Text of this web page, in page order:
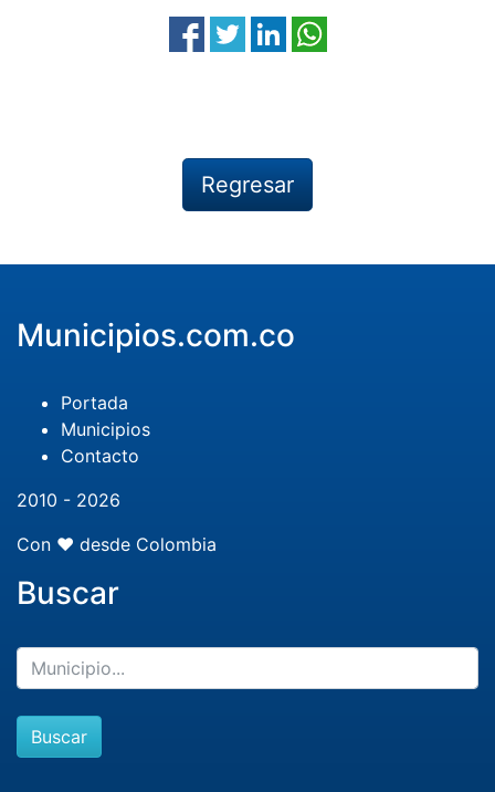
Regresar
Municipios.com.co
Portada
Municipios
Contacto
2010 - 2026
Con ❤️ desde Colombia
Buscar
Buscar